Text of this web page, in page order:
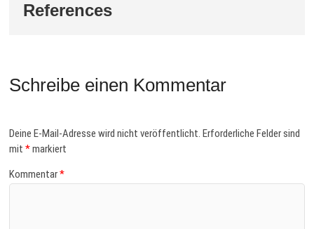
References
Schreibe einen Kommentar
Deine E-Mail-Adresse wird nicht veröffentlicht. Erforderliche Felder sind
mit*markiert
Kommentar*